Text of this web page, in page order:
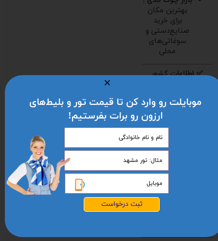
بهترین مکان
برای خرید
صنایع‌دستی و
سوغاتی‌های
محلی
✅ اطلاعات کشور
واحد پول:
زبان رسمی:
پشتو
اختلاف زمانی:
+4:30 ساعت
نسبت به
گرینویچ
آب‌وهوا:سرد و
زمستان، گرم در
ثبت درخواست
موبایلت رو وارد کن تا قیمت تور و بلیط‌های
ارزون رو برات بفرستیم!